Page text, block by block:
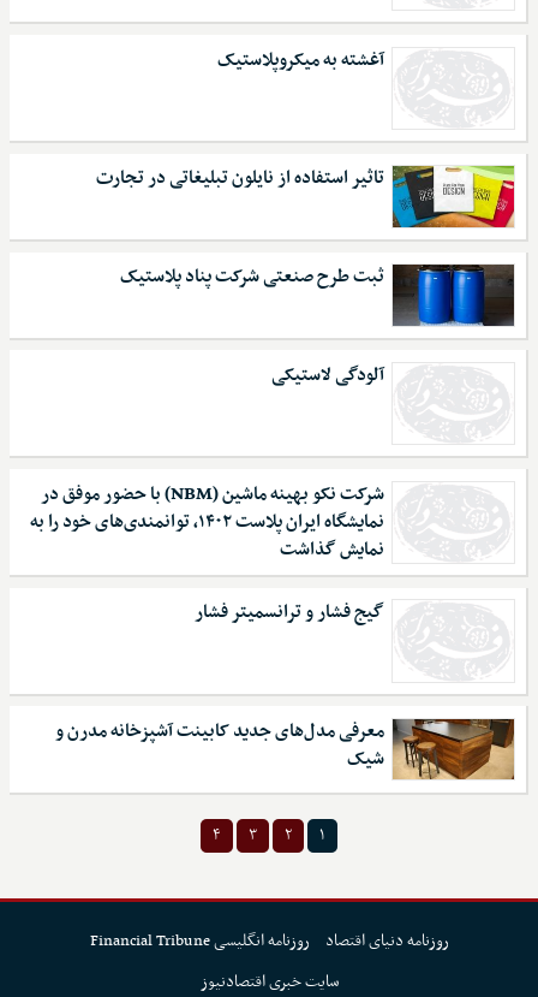
آغشته به میکروپلاستیک
تاثیر استفاده از نایلون تبلیغاتی در تجارت
ثبت طرح صنعتی شرکت پناد پلاستیک
آلودگی لاستیکی
شرکت نکو بهینه ماشین (NBM) با حضور موفق در
نمایشگاه ایران پلاست ۱۴۰۲، توانمندی‌های خود را به
نمایش گذاشت
گیج فشار و ترانسمیتر فشار
معرفی مدل‌های جدید کابینت آشپزخانه مدرن و
شیک
۱ ۲ ۳ ۴
روزنامه دنیای اقتصاد
روزنامه انگلیسی Financial Tribune
سایت خبری اقتصادنیوز